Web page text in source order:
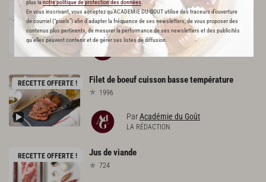
plus lanotre politique de protection des données
En vous inscrivant, vous acceptez qu'ACADEMIE DU GOUT utilise des traceurs d’ouverture
de courriel (“pixels”) afin d’adapter la fréquence de ses newsletters, de vous proposer des
contenus plus pertinents, de mesurer la performance de ses newsletters et des publicités
qu’elles peuvent contenir et de gérer ses listes de diffusion.
RECETTE OFFERTE ! Brochettesdebœuf fromage
186
ParAcadémie du Goût
LA RÉDACTION
RECETTE OFFERTE ! Filetde boeufcuisson bassetempérature
1996
ParAcadémie du Goût
LA RÉDACTION
RECETTE OFFERTE ! Jusdeviande
724